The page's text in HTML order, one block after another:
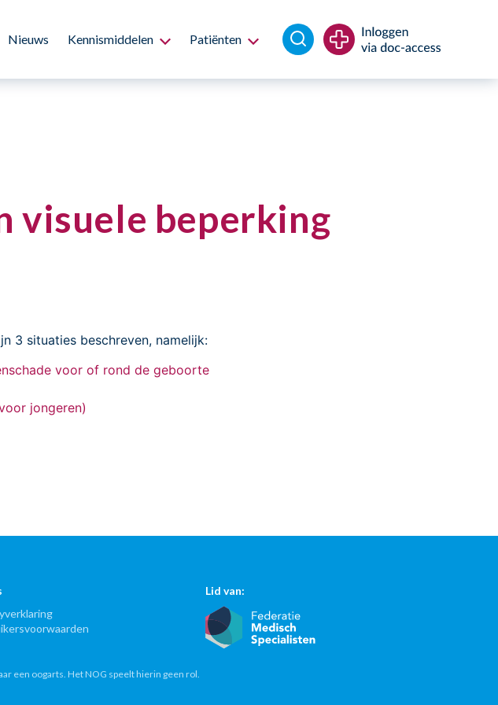
Nieuws Kennismiddelen Patiënten
visuele beperking
3 situaties beschreven, namelijk:
voor of rond de geboorte
jongeren)
Lid van:
een oogarts. Het NOG speelt hierin geen rol.